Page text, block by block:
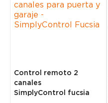
Control remoto 2
canales
SimplyControl fucsia